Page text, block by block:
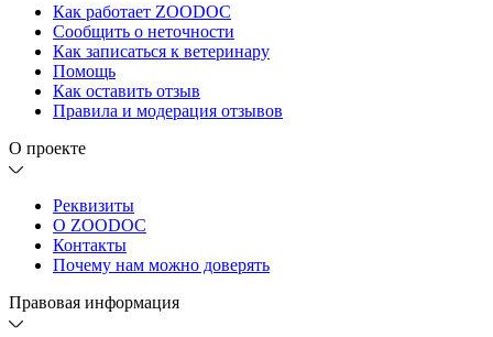
Как работает ZOODOC
Сообщить о неточности
Как записаться к ветеринару
Помощь
Как оставить отзыв
Правила и модерация отзывов
О проекте
Реквизиты
О ZOODOC
Контакты
Почему нам можно доверять
Правовая информация